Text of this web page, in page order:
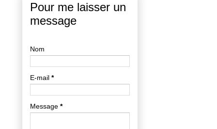
Pour me laisser un
message
Nom
E-mail *
Message *